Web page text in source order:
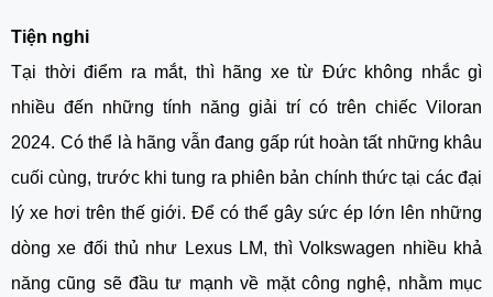
Tiện nghi
Tại thời điểm ra mắt, thì hãng xe từ Đức không nhắc gì
nhiều đến những tính năng giải trí có trên chiếc Viloran
2024. Có thể là hãng vẫn đang gấp rút hoàn tất những khâu
cuối cùng, trước khi tung ra phiên bản chính thức tại các đại
lý xe hơi trên thế giới. Để có thể gây sức ép lớn lên những
dòng xe đối thủ như Lexus LM, thì Volkswagen nhiều khả
năng cũng sẽ đầu tư mạnh về mặt công nghệ, nhằm mục